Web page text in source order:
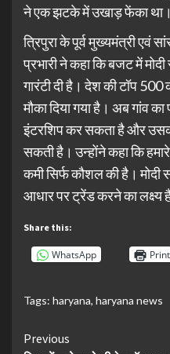
ने एक झटके में उखाड़ फेंका था।
त्रिपुरा के पूर्व मुख्यमंत्री एवं
प्रभारी ने कहा कि बजट में
गारंटी दी है। देश की टॉप
मौका दिया गया है। अब गांव का
इंटरशिप कर सकता है और
सकती है। उन्होंने कहा कि
कमी सिर्फ कौशल की है।
आधार पर ट्रेंड करने का लक्ष्य
Share this:
WhatsApp Print
Tags: haryana, haryana news
Continue
Previous